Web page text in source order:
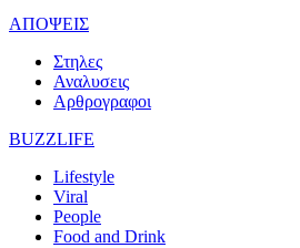
ΑΠΟΨΕΙΣ
Στηλες
Αναλυσεις
Αρθρογραφοι
BUZZLIFE
Lifestyle
Viral
People
Food and Drink